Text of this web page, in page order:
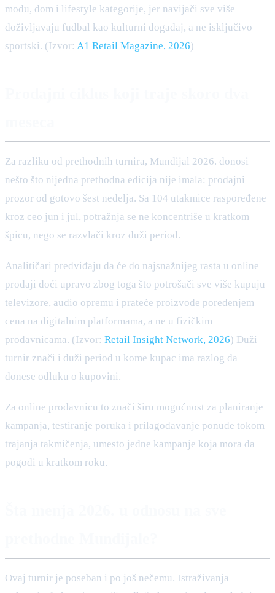
modu, dom i lifestyle kategorije, jer navijači sve više
doživljavaju fudbal kao kulturni događaj, a ne isključivo
sportski. (Izvor: A1 Retail Magazine, 2026)
Za razliku od prethodnih turnira, Mundijal 2026. donosi
nešto što nijedna prethodna edicija nije imala: prodajni
prozor od gotovo šest nedelja. Sa 104 utakmice raspoređene
kroz ceo jun i jul, potražnja se ne koncentriše u kratkom
špicu, nego se razvlači kroz duži period.
Analitičari predviđaju da će do najsnažnijeg rasta u online
prodaji doći upravo zbog toga što potrošači sve više kupuju
televizore, audio opremu i prateće proizvode poređenjem
cena na digitalnim platformama, a ne u fizičkim
prodavnicama. (Izvor: Retail Insight Network, 2026) Duži
turnir znači i duži period u kome kupac ima razlog da
donese odluku o kupovini.
Za online prodavnicu to znači širu mogućnost za planiranje
kampanja, testiranje poruka i prilagođavanje ponude tokom
trajanja takmičenja, umesto jedne kampanje koja mora da
pogodi u kratkom roku.
Ovaj turnir je poseban i po još nečemu. Istraživanja